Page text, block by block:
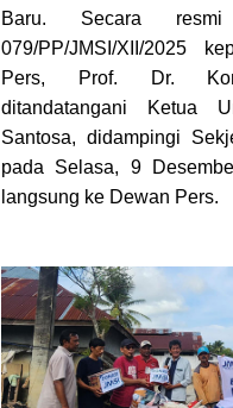
Baru. Secara
079/PP/JMSI/XII/2025
Pers, Prof. Dr.
ditandatangani Ketua
Santosa, didampingi
pada Selasa, 9
langsung ke Dewan Pers.